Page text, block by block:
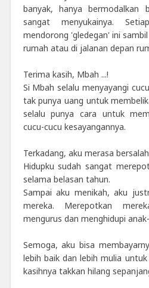
banyak, hanya bermodalkan
sangat menyukainya.
mendorong 'gledegan' ini
rumah atau di jalanan depan
Terima kasih, Mbah ...!
Si Mbah selalu menyayangi
tak punya uang untuk
selalu punya cara untuk
cucu-cucu kesayangannya.
Terkadang, aku merasa
Hidupku sudah sangat
selama belasan tahun.
Sampai aku menikah, aku
mereka. Merepotkan
mengurus dan menghidupi
Semoga, aku bisa
lebih baik dan lebih mulia
kasihnya takkan hilang